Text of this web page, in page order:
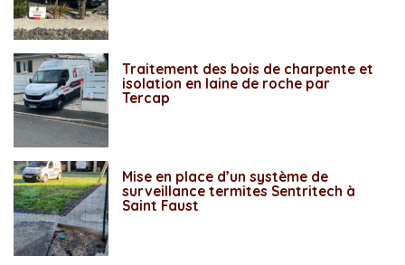
Traitement des bois de charpente et
isolation en laine de roche par
Tercap
Mise en place d’un système de
surveillance termites Sentritech à
Saint Faust